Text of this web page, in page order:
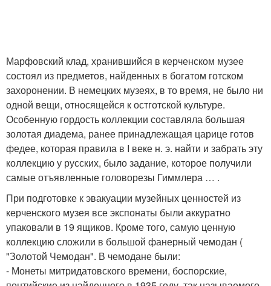
Марфовский клад, хранившийся в керченском музее
состоял из предметов, найденных в богатом готском
захоронении. В немецких музеях, в то время, не было ни
одной вещи, относящейся к остготской культуре.
Особенную гордость коллекции составляла большая
золотая диадема, ранее принадлежащая царице готов
федее, которая правила в I веке н. э. найти и забрать эту
коллекцию у русских, было задание, которое получили
самые отъявленные головорезы Гиммлера … .
При подготовке к эвакуации музейных ценностей из
керченского музея все экспонаты были аккуратно
упаковали в 19 ящиков. Кроме того, самую ценную
коллекцию сложили в большой фанерный чемодан (
"Золотой Чемодан". В чемодане были:
- Монеты митридатовского времени, боспорские,